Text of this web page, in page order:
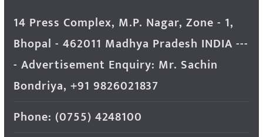
14 Press Complex, M.P. Nagar, Zone - 1,
Bhopal - 462011 Madhya Pradesh INDIA ---
- Advertisement Enquiry: Mr. Sachin
Bondriya, +91 9826021837
Phone: (0755) 4248100